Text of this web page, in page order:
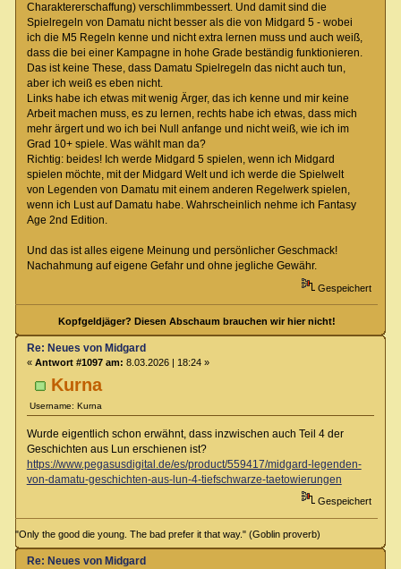
Charaktererschaffung) verschlimmbessert. Und damit sind die
Spielregeln von Damatu nicht besser als die von Midgard 5 - wobei
ich die M5 Regeln kenne und nicht extra lernen muss und auch weiß,
dass die bei einer Kampagne in hohe Grade beständig funktionieren.
Das ist keine These, dass Damatu Spielregeln das nicht auch tun,
aber ich weiß es eben nicht.
Links habe ich etwas mit wenig Ärger, das ich kenne und mir keine
Arbeit machen muss, es zu lernen, rechts habe ich etwas, dass mich
mehr ärgert und wo ich bei Null anfange und nicht weiß, wie ich im
Grad 10+ spiele. Was wählt man da?
Richtig: beides! Ich werde Midgard 5 spielen, wenn ich Midgard
spielen möchte, mit der Midgard Welt und ich werde die Spielwelt
von Legenden von Damatu mit einem anderen Regelwerk spielen,
wenn ich Lust auf Damatu habe. Wahrscheinlich nehme ich Fantasy
Age 2nd Edition.
Und das ist alles eigene Meinung und persönlicher Geschmack!
Nachahmung auf eigene Gefahr und ohne jegliche Gewähr.
Gespeichert
Kopfgeldjäger? Diesen Abschaum brauchen wir hier nicht!
Kurna
Username: Kurna
Re: Neues von Midgard
« Antwort #1097 am: 8.03.2026 | 18:24 »
Wurde eigentlich schon erwähnt, dass inzwischen auch Teil 4 der
Geschichten aus Lun erschienen ist?
https://www.pegasusdigital.de/es/product/559417/midgard-legenden-
von-damatu-geschichten-aus-lun-4-tiefschwarze-taetowierungen
Gespeichert
"Only the good die young. The bad prefer it that way." (Goblin proverb)
Re: Neues von Midgard